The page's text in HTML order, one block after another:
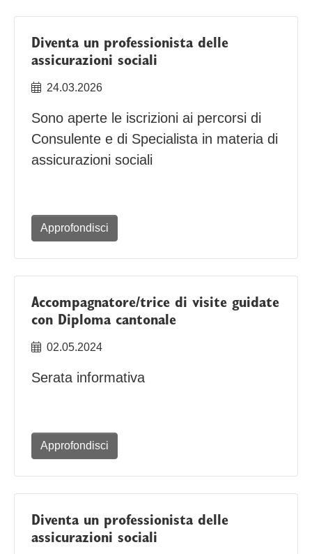
Diventa un professionista delle
assicurazioni sociali
24.03.2026
Sono aperte le iscrizioni ai percorsi di
Consulente e di Specialista in materia di
assicurazioni sociali
Approfondisci
Accompagnatore/trice di visite guidate
con Diploma cantonale
02.05.2024
Serata informativa
Approfondisci
Diventa un professionista delle
assicurazioni sociali